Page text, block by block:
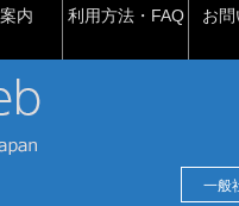
内 利用方法・FAQ お
一般